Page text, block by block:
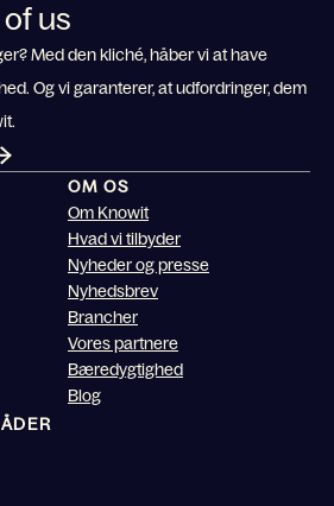
us
Med den kliché, håber vi at have
Og vi garanterer, at udfordringer, dem
OM OS
Om Knowit
Hvad vi tilbyder
Nyheder og presse
Nyhedsbrev
Brancher
Vores partnere
Bæredygtighed
Blog